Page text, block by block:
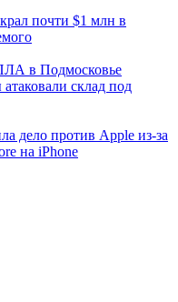
почти $1 млн в
в Подмосковье
склад под
дело против Apple из-за
на iPhone